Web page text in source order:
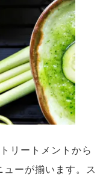
リートメントから
ーが揃います。ス